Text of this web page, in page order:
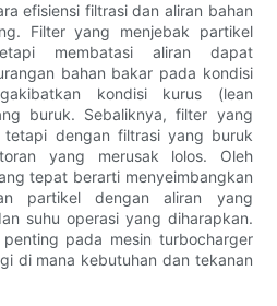
efisiensi filtrasi dan aliran bahan
Filter yang menjebak partikel
membatasi aliran dapat
bahan bakar pada kondisi
kondisi kurus (lean
buruk. Sebaliknya, filter yang
tetapi dengan filtrasi yang buruk
yang merusak lolos. Oleh
tepat berarti menyeimbangkan
partikel dengan aliran yang
suhu operasi yang diharapkan.
pada mesin turbocharger
di mana kebutuhan dan tekanan